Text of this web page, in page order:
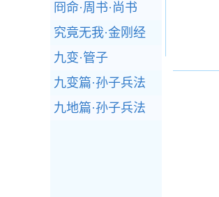
冏命·周书·尚书
究竟无我·金刚经
九变·管子
九变篇·孙子兵法
九地篇·孙子兵法